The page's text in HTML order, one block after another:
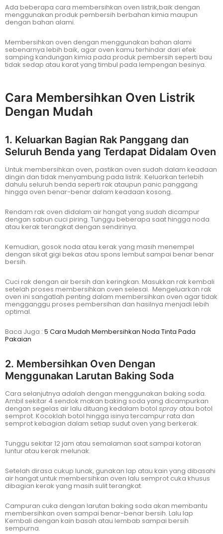
Ada beberapa cara membersihkan oven listrik,baik dengan
menggunakan produk pembersih berbahan kimia maupun
dengan bahan alami.
Membersihkan oven dengan menggunakan bahan alami
sebenarnya lebih baik, agar oven kamu terhindar dari efek
samping kandungan kimia pada produk pembersih seperti bau
tidak sedap atau karat yang timbul pada lempengan besinya.
Cara Membersihkan Oven Listrik
Dengan Mudah
1. Keluarkan Bagian Rak Panggang dan
Seluruh Benda yang Terdapat Didalam Oven
Untuk membersihkan oven, pastikan oven sudah dalam keadaan
dingin dan tidak menyambung pada listrik. Keluarkan terlebih
dahulu seluruh benda seperti rak ataupun panic panggang
hingga oven benar-benar dalam keadaan kosong.
Rendam rak oven didalam air hangat yang sudah dicampur
dengan sabun cuci piring. Tunggu beberapa saat hingga noda
atau kerak terangkat dengan sendirinya.
Kemudian, gosok noda atau kerak yang masih menempel
dengan sikat gigi bekas atau spons lembut sampai benar benar
bersih.
Cuci rak dengan air bersih dan keringkan. Masukkan rak kembali
setelah proses membersihkan oven selesai. Mengeluarkan rak
oven ini sangatlah penting dalam membersihkan oven agar tidak
mengganggu proses pembersihan dan hasilnya menjadi lebih
optimal.
Baca Juga : 5 Cara Mudah Membersihkan Noda Tinta Pada
Pakaian
2. Membersihkan Oven Dengan
Menggunakan Larutan Baking Soda
Cara selanjutnya adalah dengan menggunakan baking soda.
Ambil sekitar 4 sendok makan baking soda yang dicampurkan
dengan segelas air lalu dituang kedalam botol spray atau botol
semprot. Kocoklah botol hingga isinya tercampur rata dan
semprot kebagian dalam setiap sudut oven yang berkerak.
Tunggu sekitar 12 jam atau semalaman saat sampai kotoran
luntur atau kerak melunak.
Setelah dirasa cukup lunak, gunakan lap atau kain yang dibasahi
air hangat untuk membersihkan oven lalu semprot cuka khusus
dibagian kerak yang masih sulit terangkat.
Campuran cuka dengan larutan baking soda akan membantu
membersihkan oven sampai benar-benar bersih. Lalu lap
Kembali dengan kain basah atau lembab sampai bersih
sempurna.